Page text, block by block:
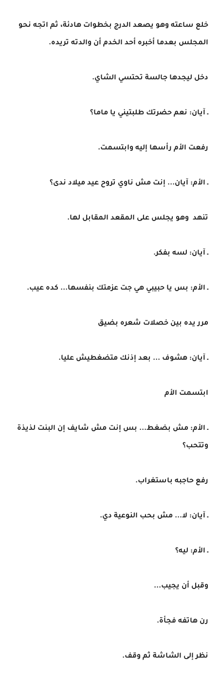
خلع ساعته وهو يصعد الدرج بخطوات هادئة، ثم اتجه نحو
المجلس بعدما أخبره أحد الخدم أن والدته تريده.
دخل ليجدها جالسة تحتسي الشاي.
ـ آيان: نعم حضرتك طلبتيني يا ماما؟
رفعت الأم رأسها إليه وابتسمت.
ـ الأم: آيان... إنت مش ناوي تروح عيد ميلاد ندى؟
تنهد وهو يجلس على المقعد المقابل لها.
ـ آيان: لسه بفكر.
ـ الأم: بس يا حبيبي هي جت عزمتك بنفسها... كده عيب.
مرر يده بين خصلات شعره بضيق
ـ آيان: هشوف ... بعد إذنك متضغطيش عليا.
ابتسمت الأم
ـ الأم: مش بضغط... بس إنت مش شايف إن البنت لذيذة
وتتحب؟
رفع حاجبه باستغراب.
ـ آيان: لا... مش بحب النوعية دي.
ـ الأم: ليه؟
وقبل أن يجيب...
رن هاتفه فجأة.
نظر إلى الشاشة ثم وقف.